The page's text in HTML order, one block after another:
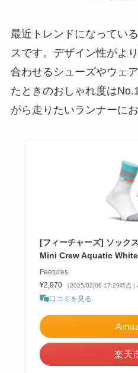
最近トレンドになってい
スです。デザイン性がよ
合わせるシューズやウェ
たときのおしゃれ度は
がら走りたいランナーに
[フィーチャーズ] ソッ
Mini Crew Aquatic White
Feetures
¥2,970
（2025/02/06 17:29時点 |
口コミを見る
楽天